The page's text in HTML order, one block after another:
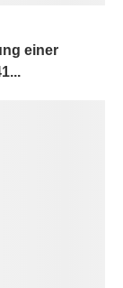
einer